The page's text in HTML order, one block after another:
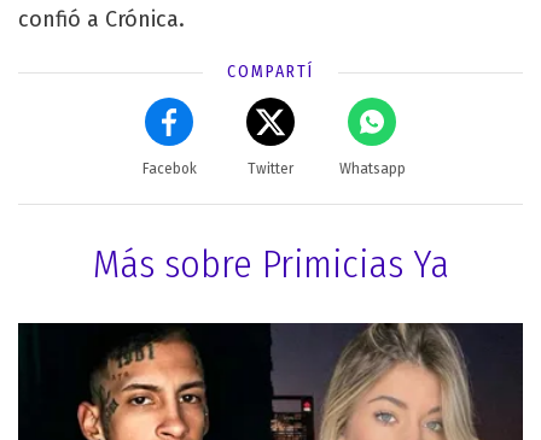
confió a Crónica.
COMPARTÍ
Facebok Twitter Whatsapp
Más sobre Primicias Ya